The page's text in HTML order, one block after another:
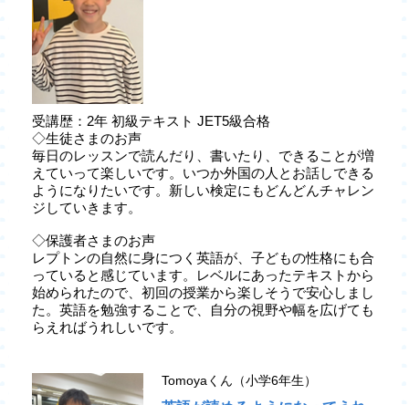
受講歴：2年 初級テキスト JET5級合格
◇生徒さまのお声
毎日のレッスンで読んだり、書いたり、できることが増
えていって楽しいです。いつか外国の人とお話しできる
ようになりたいです。新しい検定にもどんどんチャレン
ジしていきます。
◇保護者さまのお声
レプトンの自然に身につく英語が、子どもの性格にも合
っていると感じています。レベルにあったテキストから
始められたので、初回の授業から楽しそうで安心しまし
た。英語を勉強することで、自分の視野や幅を広げても
らえればうれしいです。
Tomoyaくん（小学6年生）